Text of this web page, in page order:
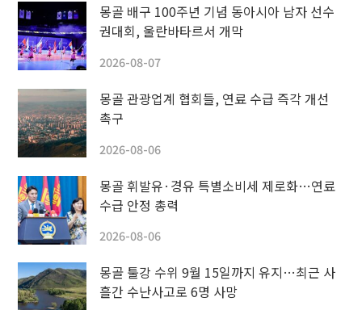
몽골 배구 100주년 기념 동아시아 남자 선수
권대회, 울란바타르서 개막
2026-08-07
몽골 관광업계 협회들, 연료 수급 즉각 개선
촉구
2026-08-06
몽골 휘발유·경유 특별소비세 제로화…연료
수급 안정 총력
2026-08-06
몽골 툴강 수위 9월 15일까지 유지…최근 사
흘간 수난사고로 6명 사망